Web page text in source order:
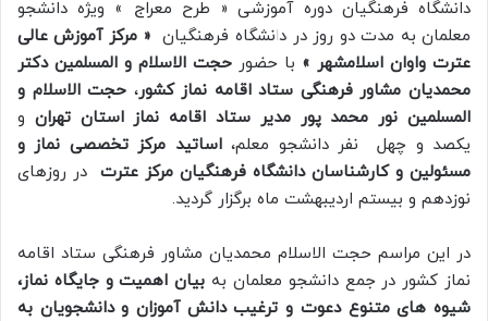
دانشگاه فرهنگیان دوره آموزشی « طرح معراج » ویژه دانشجو
معلمان به مدت دو روز در دانشگاه فرهنگیان « مرکز آموزش عالی
عترت واوان اسلامشهر » با حضور حجت الاسلام و المسلمین دکتر
محمدیان مشاور فرهنگی ستاد اقامه نماز کشور، حجت الاسلام و
المسلمین نور محمد پور مدیر ستاد اقامه نماز استان تهران و
یکصد و چهل نفر دانشجو معلم،اساتید مرکز تخصصی نماز و
مسئولین و کارشناسان دانشگاه فرهنگیان مرکز عترت در روزهای
نوزدهم و بیستم اردیبهشت ماه برگزار گردید.
در این مراسم حجت الاسلام محمدیان مشاور فرهنگی ستاد اقامه
نماز کشور در جمع دانشجو معلمان به بیان اهمیت و جایگاه نماز،
شیوه های متنوع دعوت و ترغیب دانش آموزان و دانشجویان به